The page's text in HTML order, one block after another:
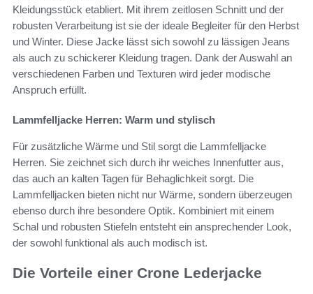
Kleidungsstück etabliert. Mit ihrem zeitlosen Schnitt und der
robusten Verarbeitung ist sie der ideale Begleiter für den Herbst
und Winter. Diese Jacke lässt sich sowohl zu lässigen Jeans
als auch zu schickerer Kleidung tragen. Dank der Auswahl an
verschiedenen Farben und Texturen wird jeder modische
Anspruch erfüllt.
Lammfelljacke Herren: Warm und stylisch
Für zusätzliche Wärme und Stil sorgt die Lammfelljacke
Herren. Sie zeichnet sich durch ihr weiches Innenfutter aus,
das auch an kalten Tagen für Behaglichkeit sorgt. Die
Lammfelljacken bieten nicht nur Wärme, sondern überzeugen
ebenso durch ihre besondere Optik. Kombiniert mit einem
Schal und robusten Stiefeln entsteht ein ansprechender Look,
der sowohl funktional als auch modisch ist.
Die Vorteile einer Crone Lederjacke